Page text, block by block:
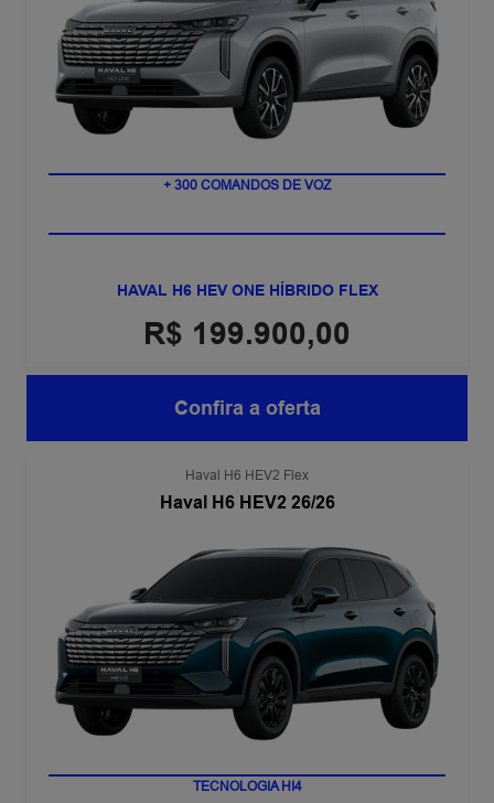
+ 300 COMANDOS DE VOZ
HAVAL H6 HEV ONE HÍBRIDO FLEX
R$ 199.900,00
Confira a oferta
Haval H6 HEV2 Flex
Haval H6 HEV2 26/26
TECNOLOGIA HI4